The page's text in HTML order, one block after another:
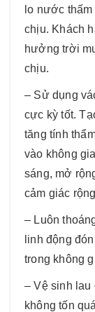
lo nước
chịu. Khách
hưởng trời
chịu.
– Sử dụng
cực kỳ tốt.
tăng tính
vào không
sáng, mở
cảm giác
– Luôn
linh động
trong không
– Vệ sinh lau
không tốn